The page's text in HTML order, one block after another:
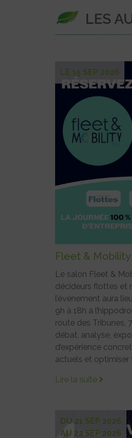
LES
LE 15 SEP 2026
Fleet & Mobility
Le salon Fleet &
décideurs flottes et
l’évènement aura
9h à 18h à
route des Tribunes,
débat, analyse,
d’expérience
actuels et optimiser
Lire la suite
DU 21 SEP 2026
AU 22 SEP 2026